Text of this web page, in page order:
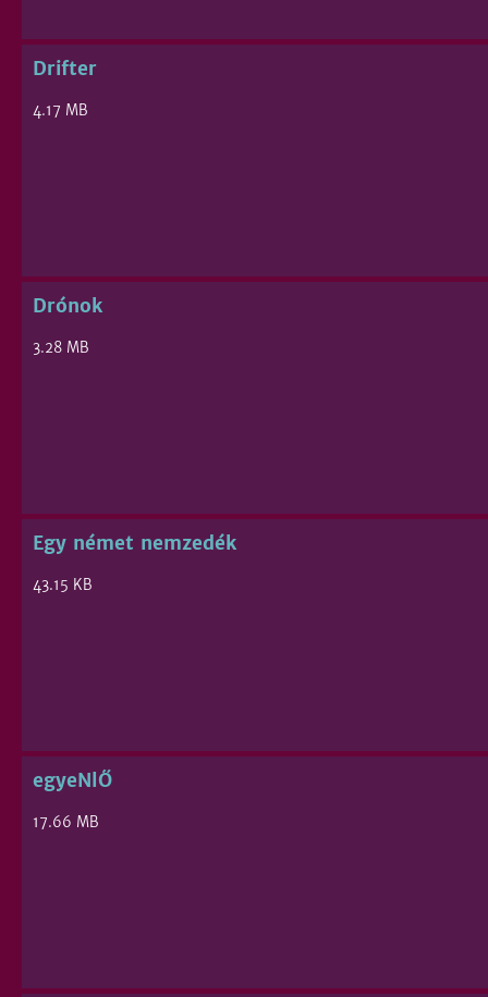
Drifter
4.17 MB
Drónok
3.28 MB
Egy német nemzedék
43.15 KB
egyeNlŐ
17.66 MB